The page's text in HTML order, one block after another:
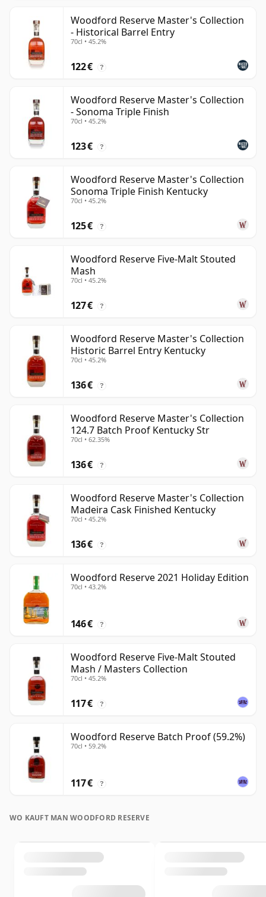
Woodford Reserve Master's Collection
- Historical Barrel Entry
70cl • 45.2%
122 € ?
Woodford Reserve Master's Collection
- Sonoma Triple Finish
70cl • 45.2%
123 € ?
Woodford Reserve Master's Collection
Sonoma Triple Finish Kentucky
70cl • 45.2%
125 € ?
Woodford Reserve Five-Malt Stouted
Mash
70cl • 45.2%
127 € ?
Woodford Reserve Master's Collection
Historic Barrel Entry Kentucky
70cl • 45.2%
136 € ?
Woodford Reserve Master's Collection
124.7 Batch Proof Kentucky Str
70cl • 62.35%
136 € ?
Woodford Reserve Master's Collection
Madeira Cask Finished Kentucky
70cl • 45.2%
136 € ?
Woodford Reserve 2021 Holiday Edition
70cl • 43.2%
146 € ?
Woodford Reserve Five-Malt Stouted
Mash / Masters Collection
70cl • 45.2%
117 € ?
Woodford Reserve Batch Proof (59.2%)
70cl • 59.2%
117 € ?
WO KAUFT MAN WOODFORD RESERVE